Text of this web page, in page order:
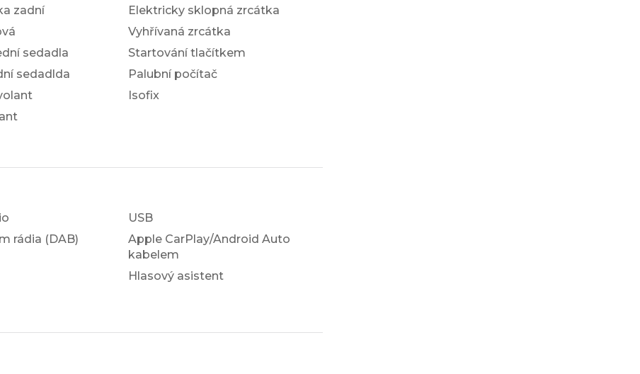
zadní
sedadla
sedadlda
Elektricky sklopná zrcátka
Vyhřívaná zrcátka
Startování tlačítkem
Palubní počítač
Isofix
rádia (DAB)
USB
Apple CarPlay/Android Auto
kabelem
Hlasový asistent